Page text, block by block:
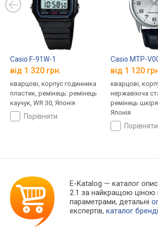
Casio F-91W-1
від 1 320 грн.
кварцові, корпус годинника
пластик, ремінець: ремінець
каучук, WR 30, Японія
порівняти
Casio MTP-
від 1 120
кварцові,
нержавіюча
ремінець
Японія
порівняти
E-Katalog — каталог
2.1 за найкращою ціною
параметрами, детальні
експертів,каталог